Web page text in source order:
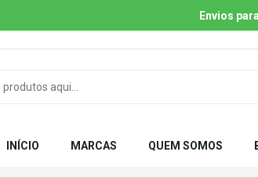
Envios
INÍCIO MARCAS QUEM SOMOS